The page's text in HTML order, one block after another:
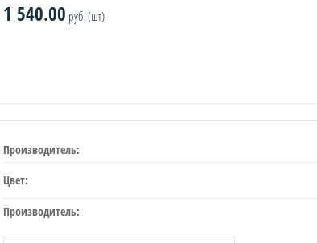
1 540.00 руб. (шт)
Производитель:
Цвет:
Производитель: